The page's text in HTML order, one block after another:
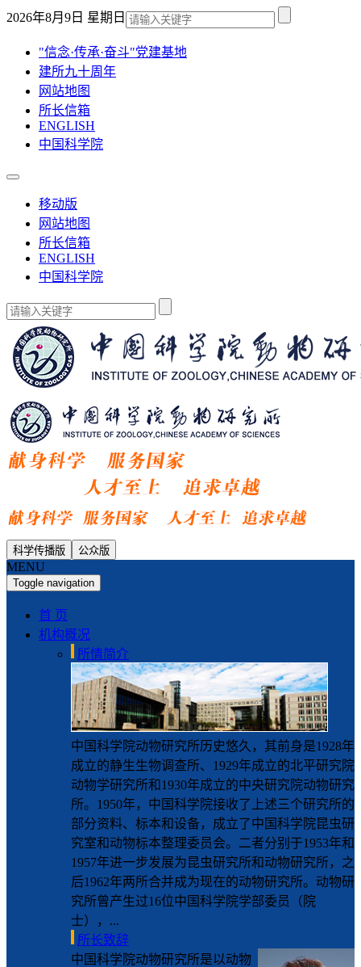
2026年8月9日 星期日
"信念·传承·奋斗"党建基地
建所九十周年
网站地图
所长信箱
ENGLISH
中国科学院
移动版
网站地图
所长信箱
ENGLISH
中国科学院
科学传播版 公众版
MENU
Toggle navigation
首 页
机构概况
所情简介
中国科学院动物研究所历史悠久，其前身是1928年
成立的静生生物调查所、1929年成立的北平研究院
动物学研究所和1930年成立的中央研究院动物研究
所。1950年，中国科学院接收了上述三个研究所的
部分资料、标本和设备，成立了中国科学院昆虫研
究室和动物标本整理委员会。二者分别于1953年和
1957年进一步发展为昆虫研究所和动物研究所，之
后1962年两所合并成为现在的动物研究所。动物研
究所曾产生过16位中国科学院学部委员（院
士），...
所长致辞
中国科学院动物研究所是以动物